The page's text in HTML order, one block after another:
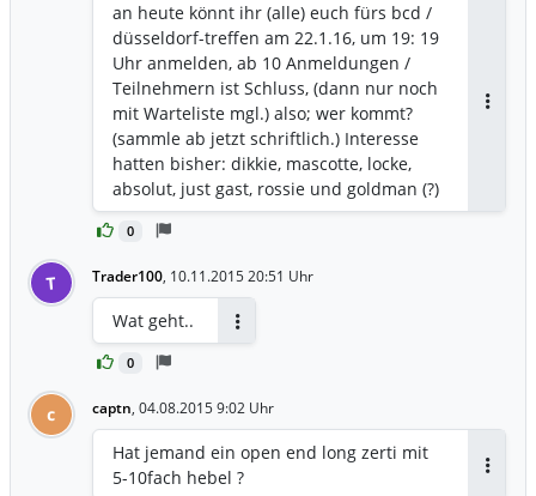
0
an heute könnt ihr (alle) euch fürs bcd /
düsseldorf-treffen am 22.1.16, um 19: 19
Uhr anmelden, ab 10 Anmeldungen /
Teilnehmern ist Schluss, (dann nur noch
mit Warteliste mgl.) also; wer kommt?
(sammle ab jetzt schriftlich.) Interesse
hatten bisher: dikkie, mascotte, locke,
absolut, just gast, rossie und goldman (?)
...
T Trader100, 10.11.2015 20:51 Uhr
0
Wat geht..
c captn, 04.08.2015 9:02 Uhr
Hat jemand ein open end long zerti mit
5-10fach hebel ?